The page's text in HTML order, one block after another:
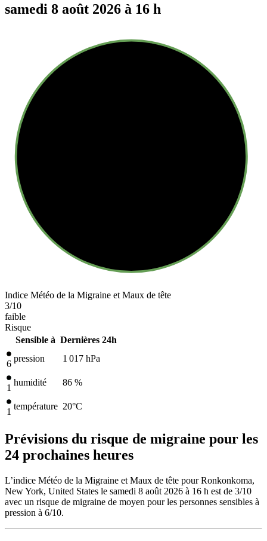
samedi 8 août 2026 à 16 h
Indice Météo de la Migraine et Maux de tête
3/10
faible
Risque
Sensible à Dernières 24h
6
pression 1 017 hPa
1
humidité 86 %
1
température 20°C
Prévisions du risque de migraine pour les
24 prochaines heures
L’indice Météo de la Migraine et Maux de tête pour Ronkonkoma,
New York, United States le samedi 8 août 2026 à 16 h est de 3/10
avec un risque de migraine de moyen pour les personnes sensibles à
pression à 6/10.